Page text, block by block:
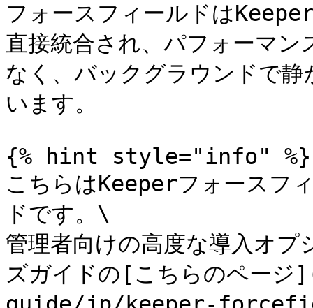
フォースフィールドは
直接統合され、パフォーマ
なく、バックグラウンドで
います。
{% hint style="info" %}
こちらはKeeperフォースフ
ドです。\
管理者向けの高度な導入オ
ズガイドの[こちらのペ